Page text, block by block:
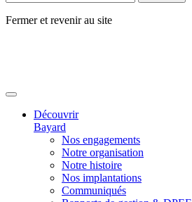
Fermer et revenir au site
Découvrir
Bayard
Nos engagements
Notre organisation
Notre histoire
Nos implantations
Communiqués